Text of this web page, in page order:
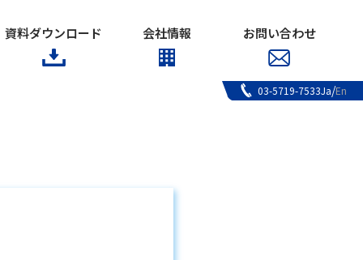
資料ダウンロード 会社情報 お問い合わせ
03-5719-7533Ja/En